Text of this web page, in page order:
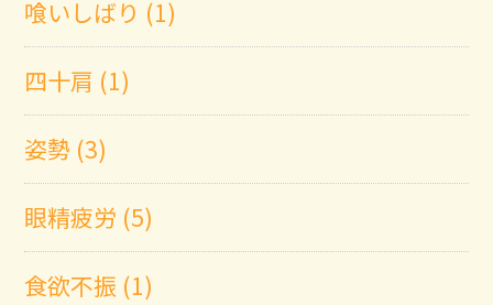
喰いしばり (1)
四十肩 (1)
姿勢 (3)
眼精疲労 (5)
食欲不振 (1)